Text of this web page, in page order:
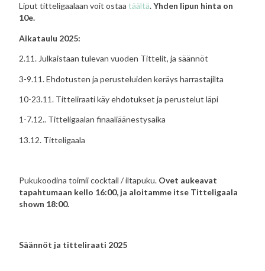
Liput titteligaalaan voit ostaa täältä.Yhden lipun hinta on
10e.
Aikataulu 2025:
2.11. Julkaistaan tulevan vuoden Tittelit, ja säännöt
3-9.11. Ehdotusten ja perusteluiden keräys harrastajilta
10-23.11. Titteliraati käy ehdotukset ja perustelut läpi
1-7.12.. Titteligaalan finaaliäänestysaika
13.12. Titteligaala
Pukukoodina toimii cocktail / iltapuku. Ovet aukeavat
tapahtumaan kello 16:00, ja aloitamme itse Titteligaala
shown 18:00.
Säännöt ja titteliraati 2025